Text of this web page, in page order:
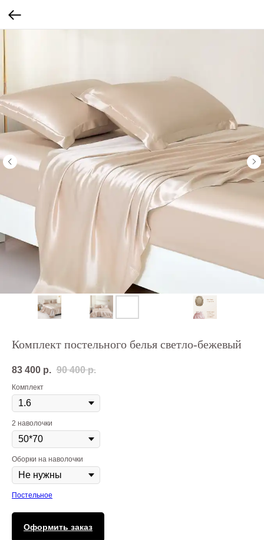
Комплект постельного белья светло-бежевый
83 400 р. 90 400 р.
Комплект
2 наволочки
Оборки на наволочки
Постельное
Оформить заказ